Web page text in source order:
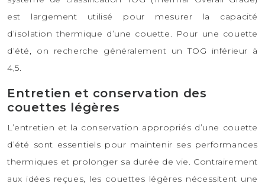
est largement utilisé pour mesurer la capacité
d’isolation thermique d’une couette. Pour une couette
d’été, on recherche généralement un TOG inférieur à
4,5.
Entretien et conservation des
couettes légères
L’entretien et la conservation appropriés d’une couette
d’été sont essentiels pour maintenir ses performances
thermiques et prolonger sa durée de vie. Contrairement
aux idées reçues, les couettes légères nécessitent une